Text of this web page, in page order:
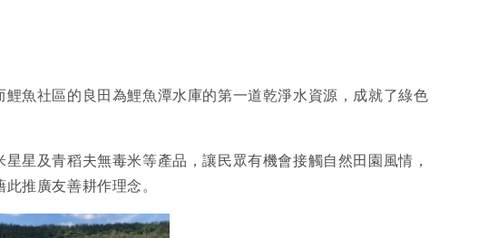
魚社區的良田為鯉魚潭水庫的第一道乾淨水資源，成就了綠色
星及青稻夫無毒米等產品，讓民眾有機會接觸自然田園風情，
推廣友善耕作理念。